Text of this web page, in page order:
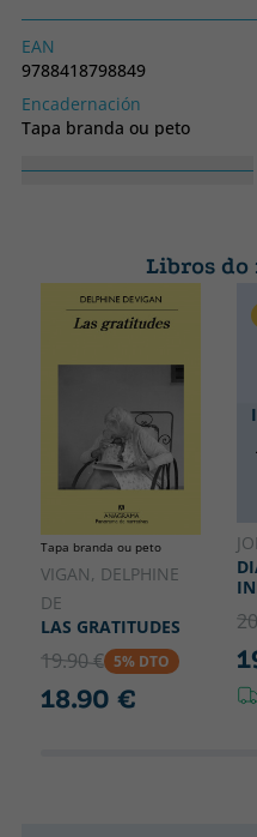
pasaban tanto tiempo
poco, iba abriéndole su
importaba el riesgo de que
pueden ocurrir muchas
EAN
9788418798849
Encadernación
Tapa branda ou peto
Libros do
Tapa branda ou peto
VIGAN, DELPHINE
DE
LAS GRATITUDES
19.90 € 5% DTO
18.90 €